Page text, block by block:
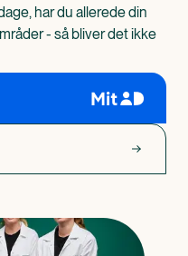
har du allerede din
- så bliver det ikke